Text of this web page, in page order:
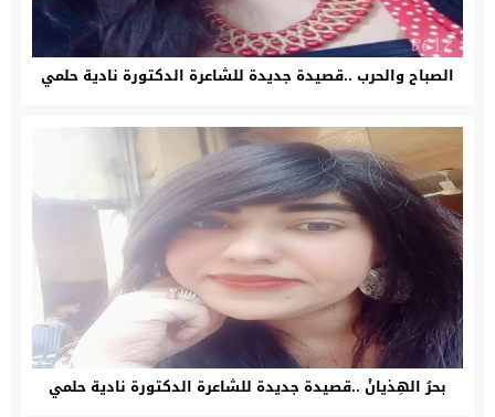
الصباح والحرب ..قصيدة جديدة للشاعرة الدكتورة نادية حلمي
بحرُ الهِذيانْ ..قصيدة جديدة للشاعرة الدكتورة نادية حلمي